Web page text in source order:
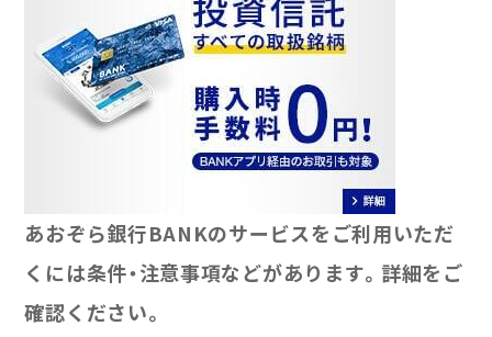
あおぞら銀行BANKのサービスをご利用いただ
くには条件・注意事項などがあります。詳細をご
確認ください。